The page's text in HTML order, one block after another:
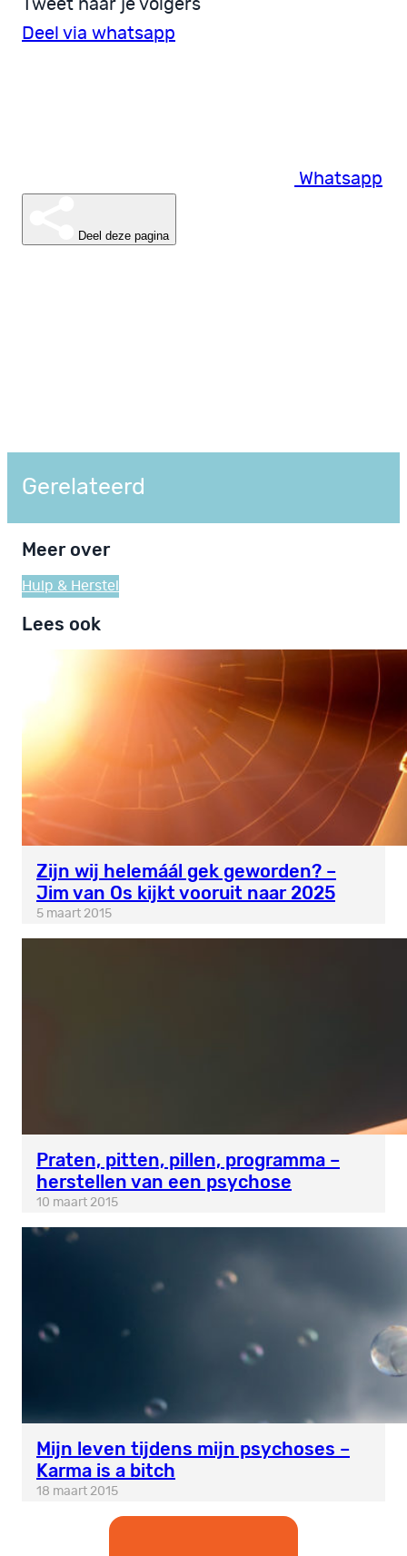
Tweet naar je volgers
Deel via whatsapp
Whatsapp
Deel deze pagina
Gerelateerd
Meer over
Hulp & Herstel
Lees ook
Zijn wij helemáál gek geworden? –
Jim van Os kijkt vooruit naar 2025
5 maart 2015
Praten, pitten, pillen, programma –
herstellen van een psychose
10 maart 2015
Mijn leven tijdens mijn psychoses –
Karma is a bitch
18 maart 2015